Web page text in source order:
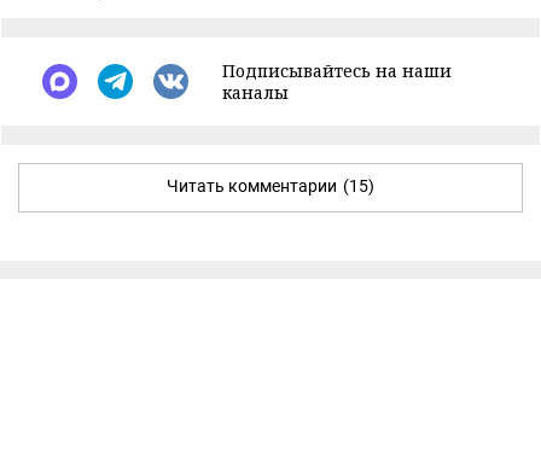
Подписывайтесь на наши
каналы
Читать комментарии (15)